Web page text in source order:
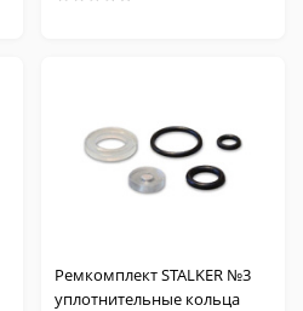
Ремкомплект STALKER №3
уплотнительные кольца